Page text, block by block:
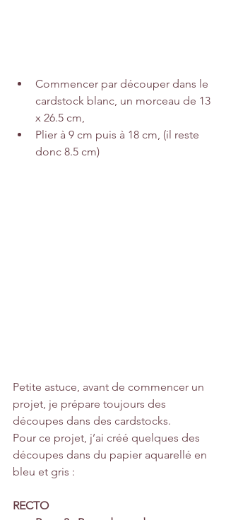
Commencer par découper dans le
cardstock blanc, un morceau de 13
x 26.5 cm,
Plier à 9 cm puis à 18 cm, (il reste
donc 8.5 cm)
Petite astuce, avant de commencer un
projet, je prépare toujours des
découpes dans des cardstocks.
Pour ce projet, j’ai créé quelques des
découpes dans du papier aquarellé en
bleu et gris :
RECTO